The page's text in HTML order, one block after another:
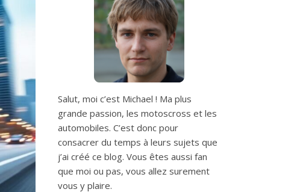
Salut, moi c’est Michael ! Ma plus
grande passion, les motoscross et les
automobiles. C’est donc pour
consacrer du temps à leurs sujets que
j’ai créé ce blog. Vous êtes aussi fan
que moi ou pas, vous allez surement
vous y plaire.